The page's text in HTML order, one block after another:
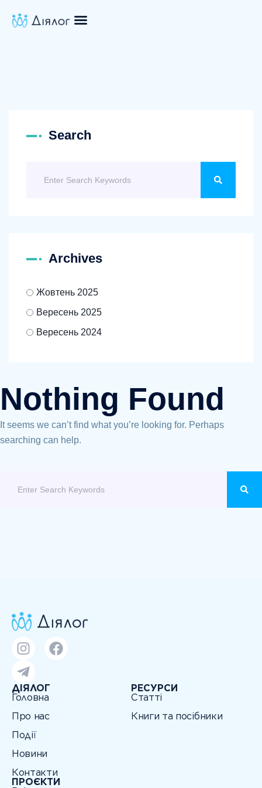
Nothing Found
It seems we can’t find what you’re looking for. Perhaps
searching can help.
Search
Archives
Жовтень 2025
Вересень 2025
Вересень 2024
ДІЯЛОГ
Головна
Про нас
Події
Новини
Контакти
РЕСУРСИ
Статті
Книги та посібники
ПРОЄКТИ